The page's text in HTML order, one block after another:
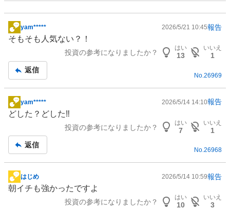
掲
示
事
yam***** 2026/5/21 10:45報告
そもそも人気ない？！
投資の参考になりましたか？
はい
13
いいえ
1
返信
No. 26969
掲
示
事
yam***** 2026/5/14 14:10報告
どした？どした‼️
投資の参考になりましたか？
はい
7
いいえ
1
返信
No.26968
掲
示
はじめ 2026/5/14 10:59報告
朝イチも強かったですよ
投資の参考になりましたか？
はい
10
いいえ
3